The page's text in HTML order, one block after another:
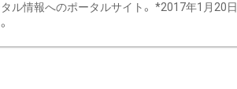
ル情報へのポータルサイト。 *2017年1月20